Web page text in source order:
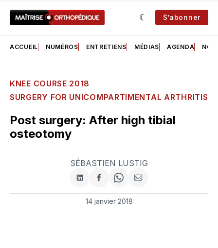
S’abonner
ACCUEIL NUMÉROS ENTRETIENS MÉDIAS AGENDA NOS
KNEE COURSE 2018
SURGERY FOR UNICOMPARTIMENTAL ARTHRITIS
Post surgery: After high tibial
osteotomy
SÉBASTIEN LUSTIG
Partager
sur
LinkedIn
Partager
sur
Facebook
Share
on
WhatsApp
Partager
par
14 janvier 2018